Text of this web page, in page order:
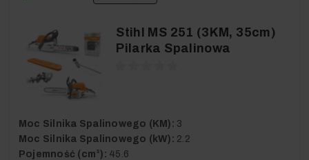
Stihl MS 251 (3KM, 35cm)
Pilarka Spalinowa
Moc Silnika Spalinowego (KM): 3
Moc Silnika Spalinowego (kW): 2.2
Pojemność (cm³): 45.6